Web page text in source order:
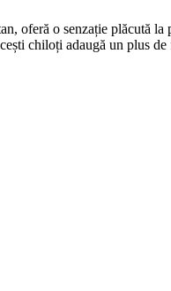
oferă o senzație plăcută
chiloți adaugă un plus